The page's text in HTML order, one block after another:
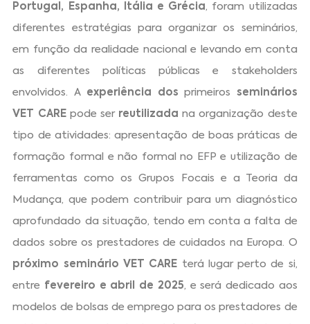
Portugal, Espanha, Itália e Grécia, foram utilizadas
diferentes estratégias para organizar os seminários,
em função da realidade nacional e levando em conta
as diferentes políticas públicas e stakeholders
envolvidos. A experiência dosprimeiros seminários
VET CAREpode ser reutilizada na organização deste
tipo de atividades: apresentação de boas práticas de
formação formal e não formal no EFP e utilização de
ferramentas como os Grupos Focais e a Teoria da
Mudança, que podem contribuir para um diagnóstico
aprofundado da situação, tendo em conta a falta de
dados sobre os prestadores de cuidados na Europa. O
próximo seminário VET CARE terá lugar perto de si,
entre fevereiro e abril de 2025, e será dedicado aos
modelos de bolsas de emprego para os prestadores de